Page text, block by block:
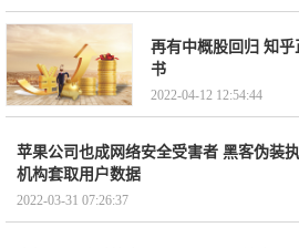
再有中概股回归 知
书
2022-04-12 12:54:44
苹果公司也成网络安全受害者 黑客伪装
机构套取用户数据
2022-03-31 07:26:37